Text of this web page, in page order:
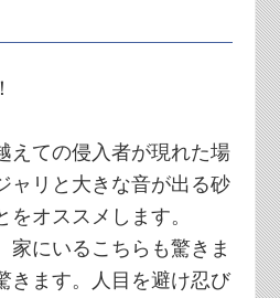
えての侵入者が現れた場
ャリと大きな音が出る砂
オススメします。
家にいるこちらも驚きま
きます。人目を避け忍び